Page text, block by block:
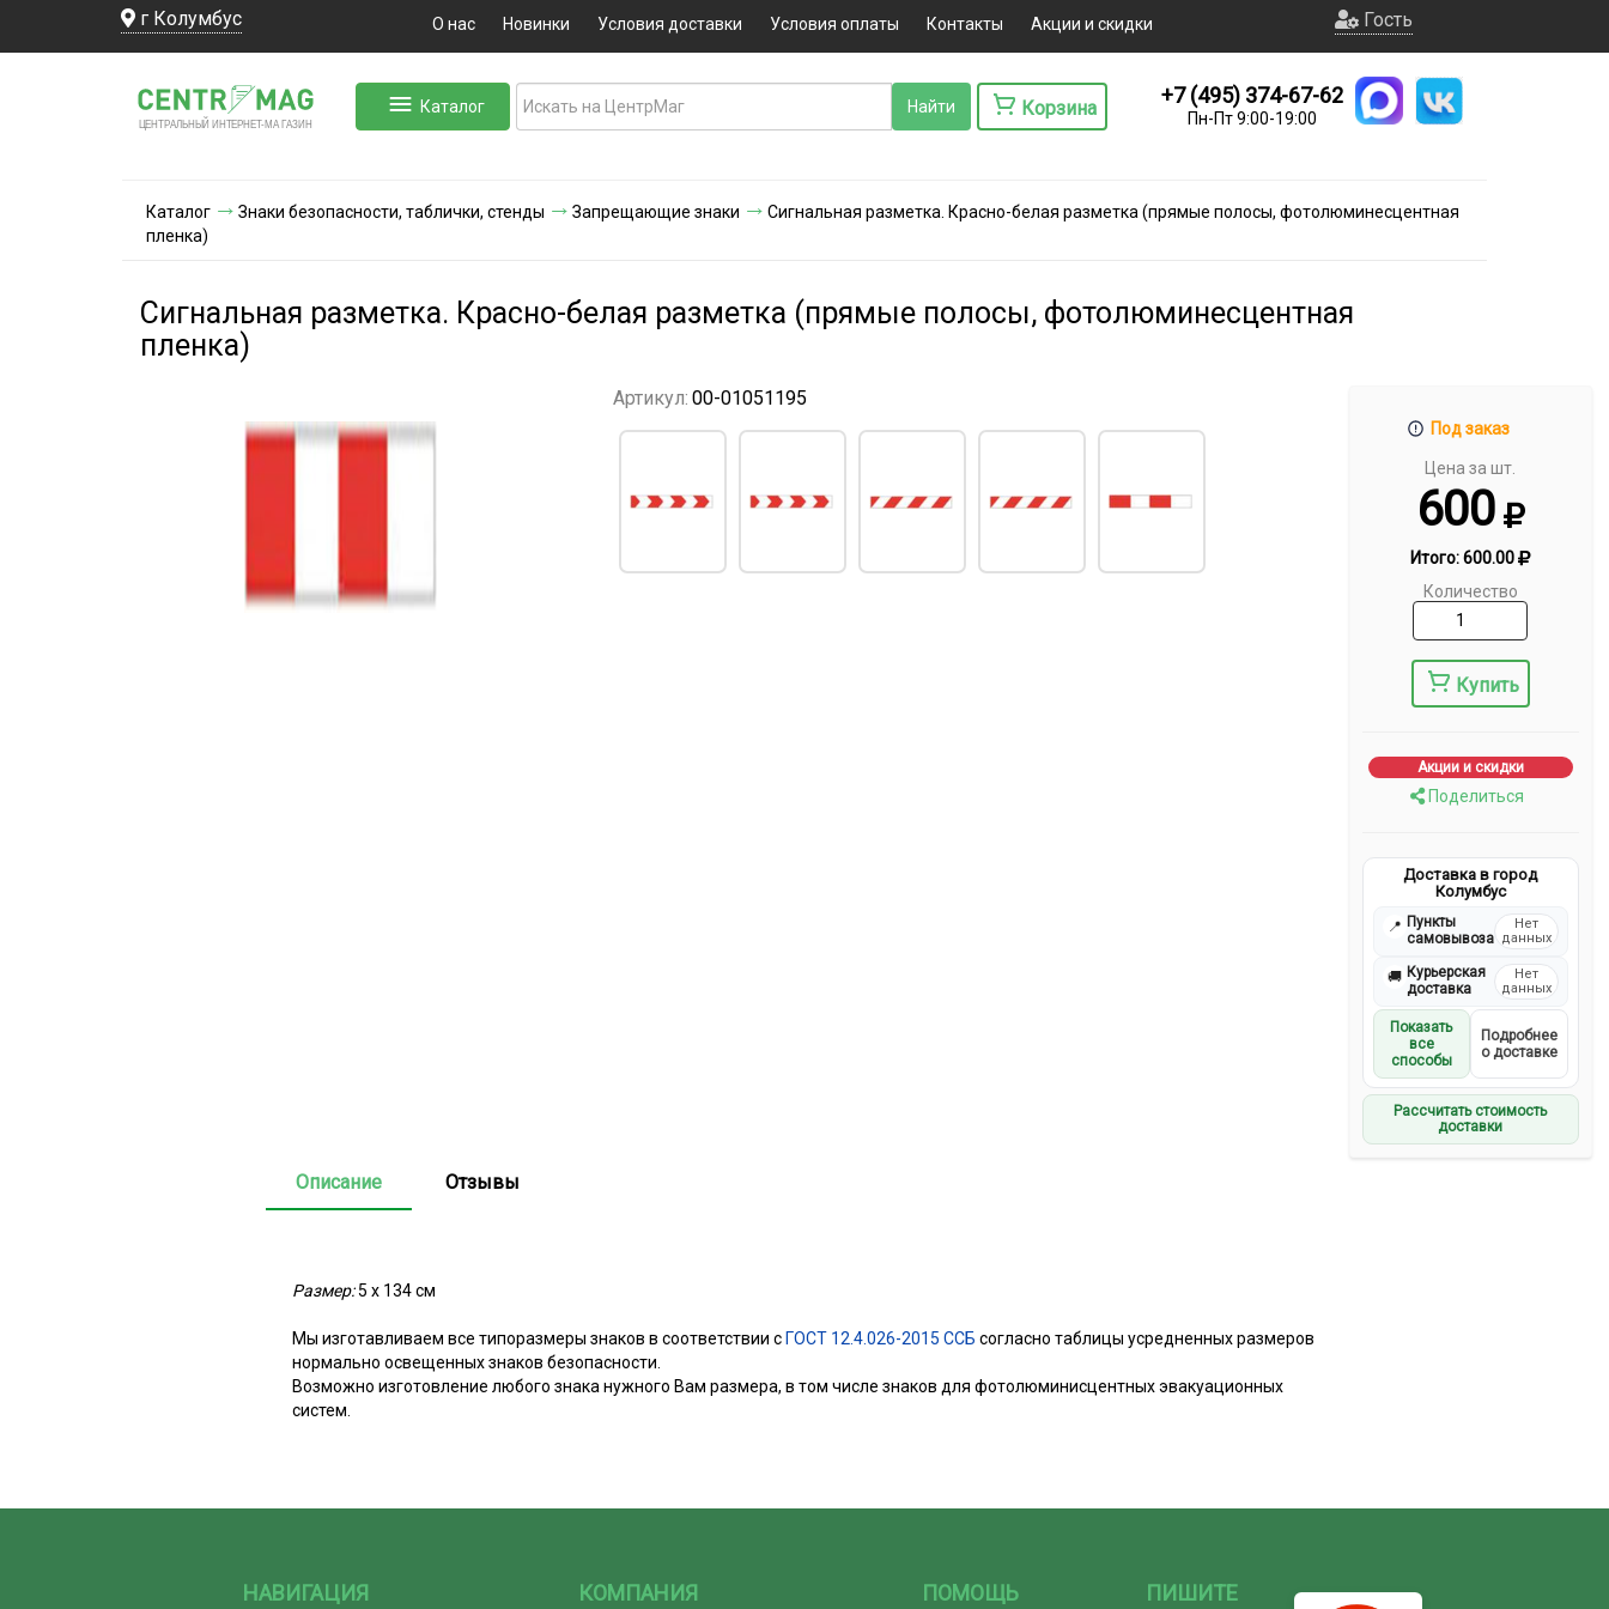
г Колумбус О нас Новинки Условия доставки Условия оплаты Контакты Акции и скидки Гость
ЦЕНТРАЛЬНЫЙ ИНТЕРНЕТ-МА ГАЗИН
Каталог Корзина
+7 (495) 374-67-62
Пн-Пт 9:00-19:00
Каталог Знаки безопасности, таблички, стенды Запрещающие знаки
Сигнальная разметка. Красно-белая разметка (прямые полосы, фотолюминесцентная
пленка)
Сигнальная разметка. Красно-белая разметка (прямые полосы, фотолюминесцентная
пленка)
Под заказ
Цена за шт.
600
Итого:600.00
Количество
Купить
Акции и скидки
Поделиться
Доставка в город
Колумбус
📍 Пункты
самовывоза
Нет
данных
🚚 Курьерская
доставка
Нет
данных
Показать
все
способы
Подробнее
о доставке
Рассчитать стоимость
доставки
Артикул: 00-01051195
Описание Отзывы
Размер:5 х 134 см
Мы изготавливаем все типоразмеры знаков в соответствии сГОСТ 12.4.026-2015 ССБ согласно таблицы усредненных размеров
нормально освещенных знаков безопасности.
Возможно изготовление любого знака нужного Вам размера, в том числе знаков для фотолюминисцентных эвакуационных
систем.
НАВИГАЦИЯ КОМПАНИЯ ПОМОЩЬ
ПИШИТЕ